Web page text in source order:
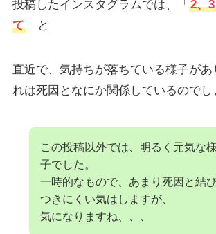
投稿したインスタグラムでは、「 2、
て」と
直近で、気持ちが落ちている様子があ
れは死因となにか関係しているのでし
この投稿以外では、明るく元気な様
子でした。
一時的なもので、あまり死因と結
つきにくい気はしますが、
気になりますね、、、